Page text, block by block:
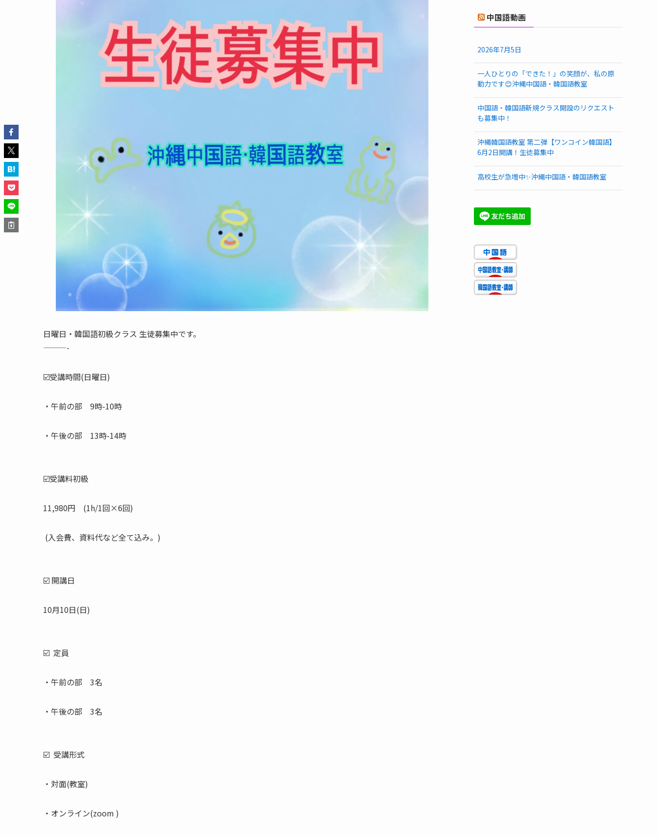
日曜日・韓国語初級クラス 生徒募集中です。
———-
☑️受講時間(日曜日)
・午前の部 9時-10時
・午後の部 13時-14時
☑️受講料初級
11,980円 (1h/1回×6回)
(入会費、資料代など全て込み。)
☑️ 開講日
10月10日(日)
☑️ 定員
・午前の部 3名
・午後の部 3名
☑️ 受講形式
・対面(教室)
・オンライン(zoom )
中国語動画
2026年7月5日
一人ひとりの「できた！」の笑顔が、私の原
動力です😊沖縄中国語・韓国語教室
中国語・韓国語新規クラス開設のリクエスト
も募集中！
沖縄韓国語教室 第二弾【ワンコイン韓国語】
6月2日開講！生徒募集中
高校生が急増中✨沖縄中国語・韓国語教室